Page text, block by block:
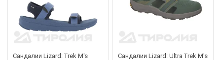
Сандалии Lizard: Trek M's Сандалии Lizard: Ultra Trek M's